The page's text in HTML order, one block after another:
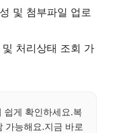
및 첨부파일 업로
처리상태 조회 가
쉽게 확인하세요.복
가능해요.지금 바로